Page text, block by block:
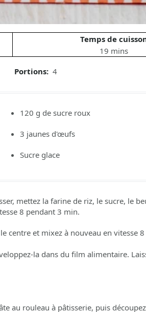
Temps de
19 mins
Portions: 4
120 g de sucre roux
3 jaunes d'œufs
Sucre glace
mettez la farine de riz, le sucre, le
8 pendant 3 min.
centre et mixez à nouveau en vitesse
la dans du film alimentaire.
au rouleau à pâtisserie, puis